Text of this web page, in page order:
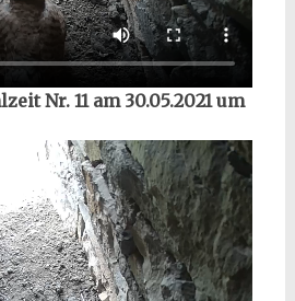
Nr. 11 am 30.05.2021 um